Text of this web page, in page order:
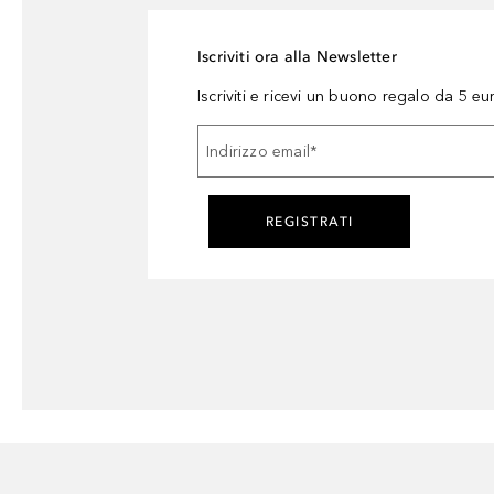
Iscriviti ora alla Newsletter
Iscriviti e ricevi un buono regalo da 5
Indirizzo email *
REGISTRATI